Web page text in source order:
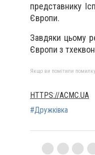
представнику
Європи.
Завдяки цьому
Європи з
Якщо ви помітили помилку,
HTTPS://ACMC.UA
#Дружківка